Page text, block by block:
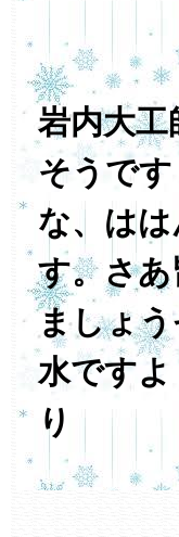
岩内大
そうで
な、は
す。さ
ましょ
水です
り